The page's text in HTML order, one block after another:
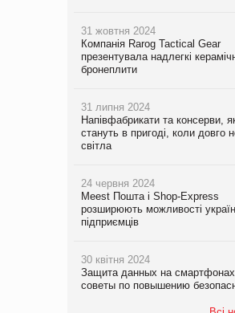
31 жовтня 2024
Компанія Rarog Tactical Gear
презентувала надлегкі
бронеплити
31 липня 2024
Напівфабрикати та консерви,
стануть в пригоді, коли довго
світла
24 червня 2024
Meest Пошта і Shop-Express
розширюють можливості
підприємців
30 квітня 2024
Защита данных на
советы по повышению